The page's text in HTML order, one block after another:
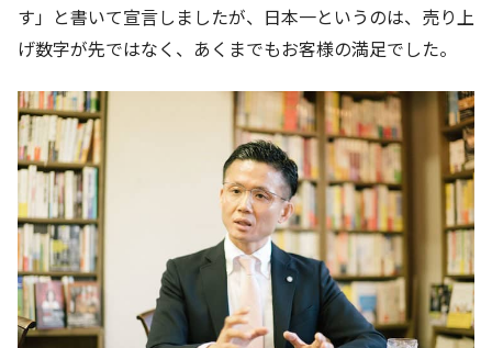
す」と書いて宣言しましたが、日本一というのは、売り上
げ数字が先ではなく、あくまでもお客様の満足でした。